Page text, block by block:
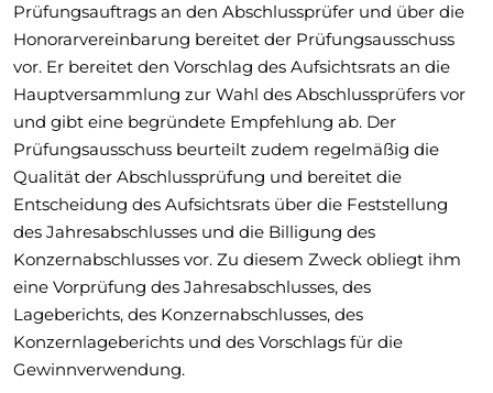
Prüfungsauftrags an den Abschlussprüfer und über die
Honorarvereinbarung bereitet der Prüfungsausschuss
vor. Er bereitet den Vorschlag des Aufsichtsrats an die
Hauptversammlung zur Wahl des Abschlussprüfers vor
und gibt eine begründete Empfehlung ab. Der
Prüfungsausschuss beurteilt zudem regelmäßig die
Qualität der Abschlussprüfung und bereitet die
Entscheidung des Aufsichtsrats über die Feststellung
des Jahresabschlusses und die Billigung des
Konzernabschlusses vor. Zu diesem Zweck obliegt ihm
eine Vorprüfung des Jahresabschlusses, des
Lageberichts, des Konzernabschlusses, des
Konzernlageberichts und des Vorschlags für die
Gewinnverwendung.